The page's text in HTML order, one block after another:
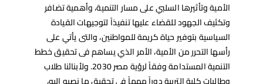
الأمية وتأثيرها السلبي على مسار التنمية، وأهمية تضافر
وتكثيف الجهود للقضاء عليها تنفيذاً لتوجيهات القيادة
السياسية بتوفير حياة كريمة للمواطنين، والتى يأتي على
رأسها التحرر من الأمية، الأمر الذي يساهم فى تحقيق خطط
التنمية المستدامة وفقاً لرؤية مصر 2030. ولأبنائنا طلاب